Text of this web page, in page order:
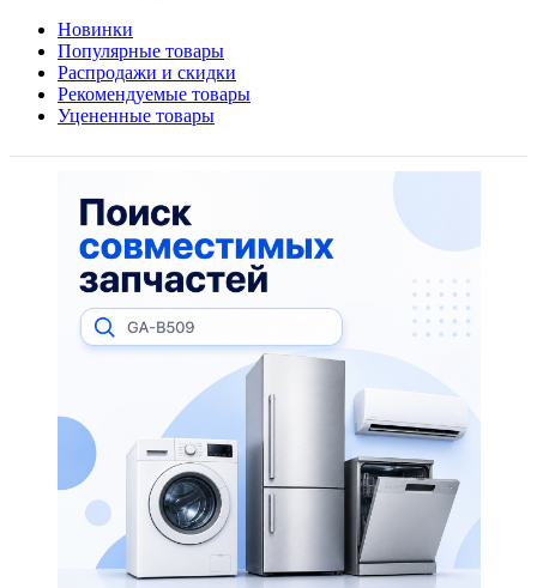
Новинки
Популярные товары
Распродажи и скидки
Рекомендуемые товары
Уцененные товары